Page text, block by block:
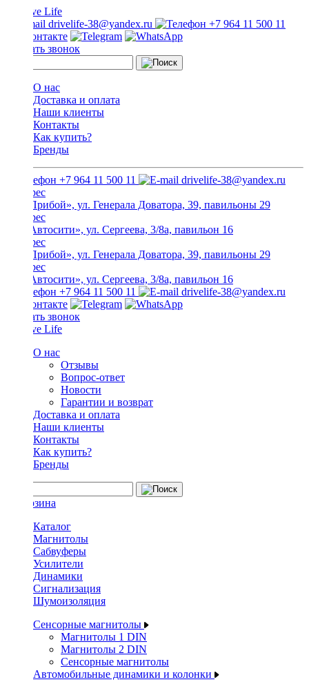
drivelife-38@yandex.ru +7 964 11 500 11
Заказать звонок
О нас
Доставка и оплата
Наши клиенты
Контакты
Как купить?
Бренды
+7 964 11 500 11 drivelife-38@yandex.ru
ТЦ «Прибой», ул. Генерала Доватора, 39, павильоны 29
ТЦ «Автосити», ул. Сергеева, 3/8а, павильон 16
ТЦ «Прибой», ул. Генерала Доватора, 39, павильоны 29
ТЦ «Автосити», ул. Сергеева, 3/8а, павильон 16
+7 964 11 500 11
drivelife-38@yandex.ru
Заказать звонок
О нас
Отзывы
Вопрос-ответ
Новости
Гарантии и возврат
Доставка и оплата
Наши клиенты
Контакты
Как купить?
Бренды
Каталог
Магнитолы
Сабвуферы
Усилители
Динамики
Сигнализация
Шумоизоляция
Сенсорные магнитолы
Магнитолы 1 DIN
Магнитолы 2 DIN
Сенсорные магнитолы
Автомобильные динамики и колонки